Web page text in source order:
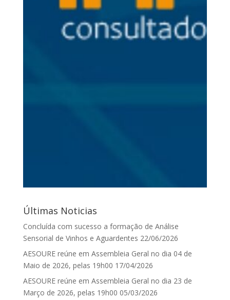
Últimas Noticias
Concluída com sucesso a formação de Análise
Sensorial de Vinhos e Aguardentes 22/06/2026
AESOURE reúne em Assembleia Geral no dia 04 de
Maio de 2026, pelas 19h00 17/04/2026
AESOURE reúne em Assembleia Geral no dia 23 de
Março de 2026, pelas 19h00 05/03/2026